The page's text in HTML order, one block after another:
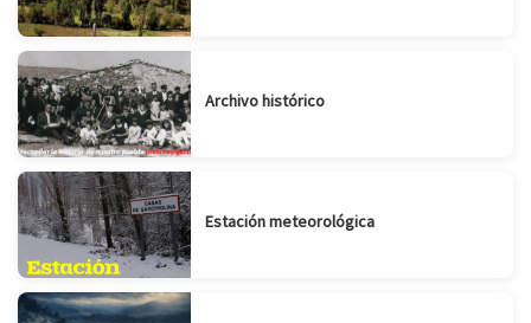
Archivo histórico
Estación meteorológica